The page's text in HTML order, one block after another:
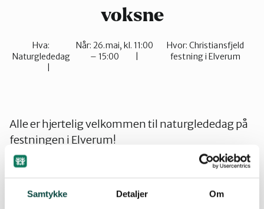
Samtykke Detaljer Om
Gjøvik, Toten og Land
Glåmdal
Hamar og omegn
Lillehammer og Øyer
voksne
Hva:
Naturglededag
Når: 26.mai, kl. 11:00
– 15:00
Hvor: Christiansfjeld
festning i Elverum
Alle er hjertelig velkommen til naturglededag på
festningen i Elverum!
Aktiviteter vil være: nettfangst og merking av
planter og dyr i salamanderdammen, innsamling